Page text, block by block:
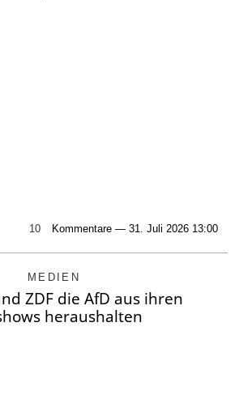
10 Kommentare — 31. Juli 2026 13:00
MEDIEN
ZDF die AfD aus ihren
heraushalten